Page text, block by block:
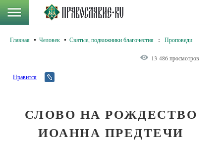
Главная Человек Святые, подвижники благочестия : Проповеди
13 486 просмотров
Нравится
СЛОВО НА РОЖДЕСТВО
ИОАННА ПРЕДТЕЧИ